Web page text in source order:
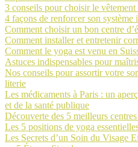
3 conseils pour choisir le
4 façons de renforcer son système
Comment choisir un bon centre
Comment installer et entretenir
Comment le yoga est venu en
Astuces indispensables pour
Nos conseils pour assortir votre
literie
Les médicaments à Paris : un
et de la santé publique
Découverte des 5 meilleurs
Les 5 positions de yoga
Les Secrets d’un Soin du Visage